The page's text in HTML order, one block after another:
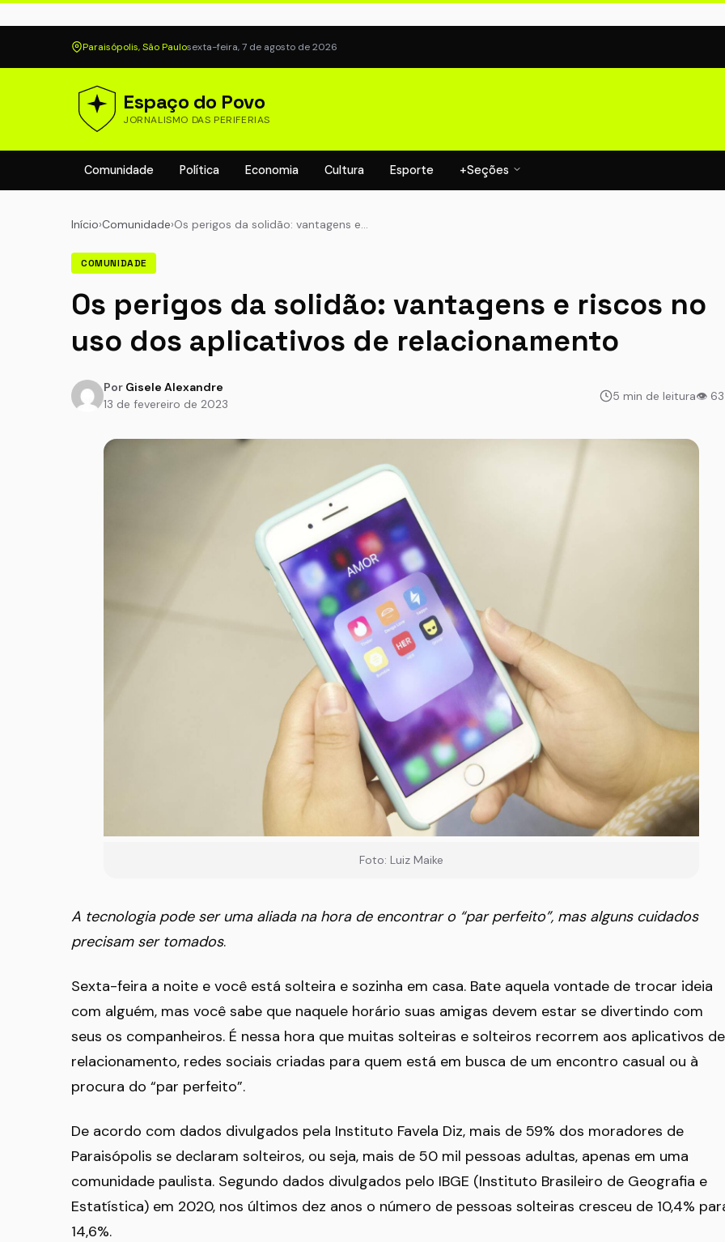
Paraisópolis, São Paulosexta-feira, 7 de agosto de 2026
Espaço do Povo
JORNALISMO DAS PERIFERIAS
Comunidade Política Economia Cultura Esporte +Seções
Início›Comunidade›Os perigos da solidão: vantagens e…
COMUNIDADE
Os perigos da solidão: vantagens e riscos no
uso dos aplicativos de relacionamento
Por Gisele Alexandre
13 de fevereiro de 2023
5 min de leitura👁
Foto: Luiz Maike
A tecnologia pode ser uma aliada na hora de encontrar o “par perfeito”, mas alguns cuidados
precisam ser tomados.
Sexta-feira a noite e você está solteira e sozinha em casa. Bate aquela vontade de trocar ideia
com alguém, mas você sabe que naquele horário suas amigas devem estar se divertindo com
seus os companheiros. É nessa hora que muitas solteiras e solteiros recorrem aos aplicativos de
relacionamento, redes sociais criadas para quem está em busca de um encontro casual ou à
procura do “par perfeito”.
De acordo com dados divulgados pela Instituto Favela Diz, mais de 59% dos moradores de
Paraisópolis se declaram solteiros, ou seja, mais de 50 mil pessoas adultas, apenas em uma
comunidade paulista. Segundo dados divulgados pelo IBGE (Instituto Brasileiro de Geografia e
Estatística) em 2020, nos últimos dez anos o número de pessoas solteiras cresceu de 10,4%
14,6%.